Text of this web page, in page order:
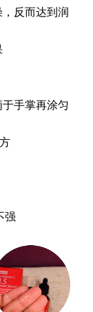
反而达到润
手掌再涂匀
强